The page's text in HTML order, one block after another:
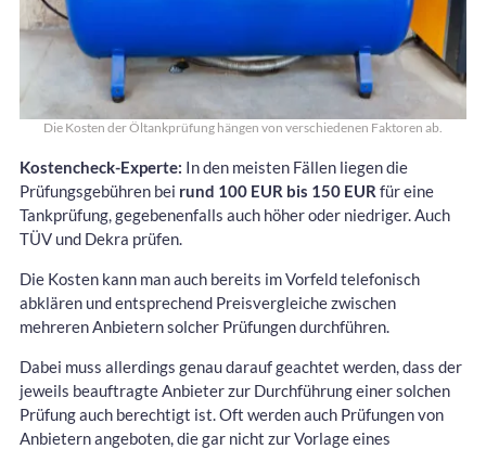
Die Kosten der Öltankprüfung hängen von verschiedenen Faktoren ab.
Kostencheck-Experte: In den meisten Fällen liegen die
Prüfungsgebühren bei rund 100 EUR bis 150 EUR für eine
Tankprüfung, gegebenenfalls auch höher oder niedriger. Auch
TÜV und Dekra prüfen.
Die Kosten kann man auch bereits im Vorfeld telefonisch
abklären und entsprechend Preisvergleiche zwischen
mehreren Anbietern solcher Prüfungen durchführen.
Dabei muss allerdings genau darauf geachtet werden, dass der
jeweils beauftragte Anbieter zur Durchführung einer solchen
Prüfung auch berechtigt ist. Oft werden auch Prüfungen von
Anbietern angeboten, die gar nicht zur Vorlage eines